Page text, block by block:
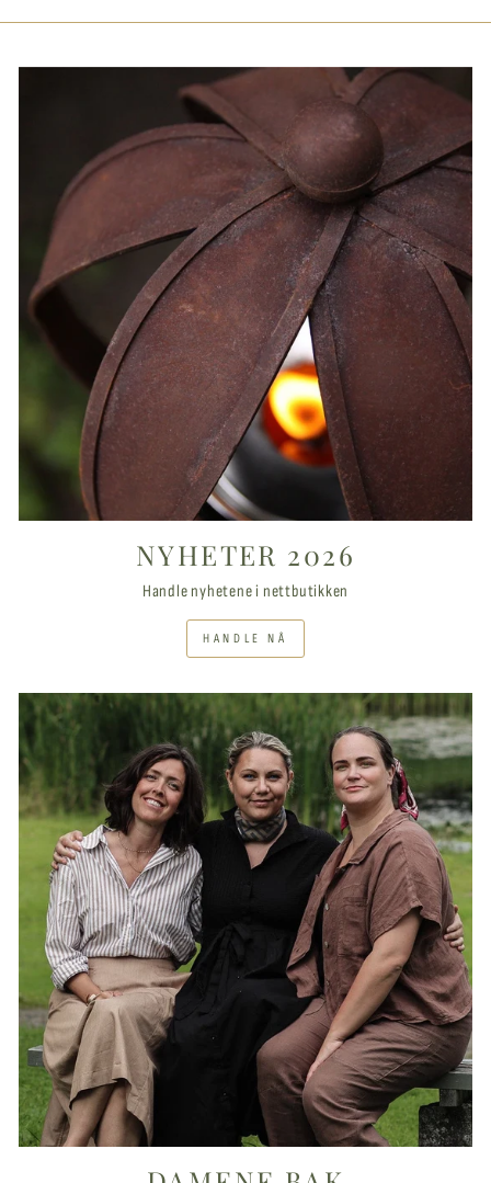
NYHETER 2026
Handle nyhetene i nettbutikken
HANDLE NÅ